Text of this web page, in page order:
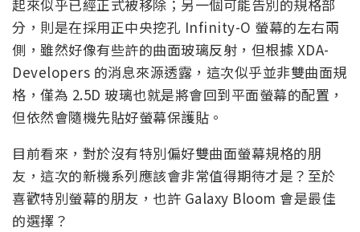
起來似乎已經正式被移除；另一個可能告別的規格部
分，則是在採用正中央挖孔 Infinity-O 螢幕的左右兩
側，雖然好像有些許的曲面玻璃反射，但根據 XDA-
Developers 的消息來源透露，這次似乎並非雙曲面規
格，僅為 2.5D 玻璃也就是將會回到平面螢幕的配置，
但依然會隨機先貼好螢幕保護貼。
目前看來，對於沒有特別偏好雙曲面螢幕規格的朋
友，這次的新機系列應該會非常值得期待才是？至於
喜歡特別螢幕的朋友，也許 Galaxy Bloom 會是最佳
的選擇？